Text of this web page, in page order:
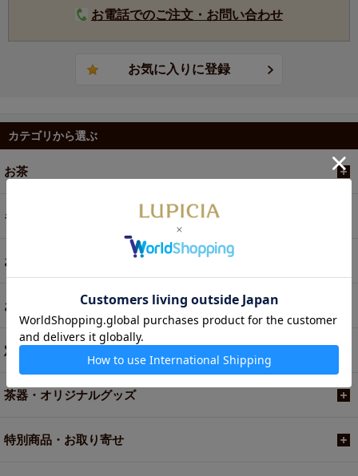
お電話でのご注文・お問い合わせ
カテゴリから選ぶ
お茶
ギフト
お菓子・食品・飲料
お買い得商品
定期便
茶器・オリジナルグッズ
特別商品・お取り寄せ